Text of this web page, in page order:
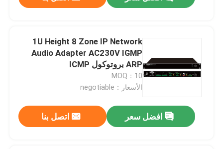
جولة في المعمل
اتصل بنا
أخبار
1U Height 8 Zone IP Network
Audio Adapter AC230V IGMP
ARP بروتوكول ICMP
MOQ：10
الأسعار：negotiable
افضل سعر اتصل بنا